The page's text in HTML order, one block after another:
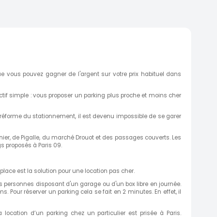
vous pouvez gagner de l'argent sur votre prix habituel dans
simple : vous proposer un parking plus proche et moins cher
du stationnement, il est devenu impossible de se garer
de Pigalle, du marché Drouot et des passages couverts. Les
proposés à Paris 09.
est la solution pour une location pas cher.
personnes disposant d'un garage ou d'un box libre en journée.
Pour réserver un parking cela se fait en 2 minutes. En effet, il
d’un parking chez un particulier est prisée à Paris.